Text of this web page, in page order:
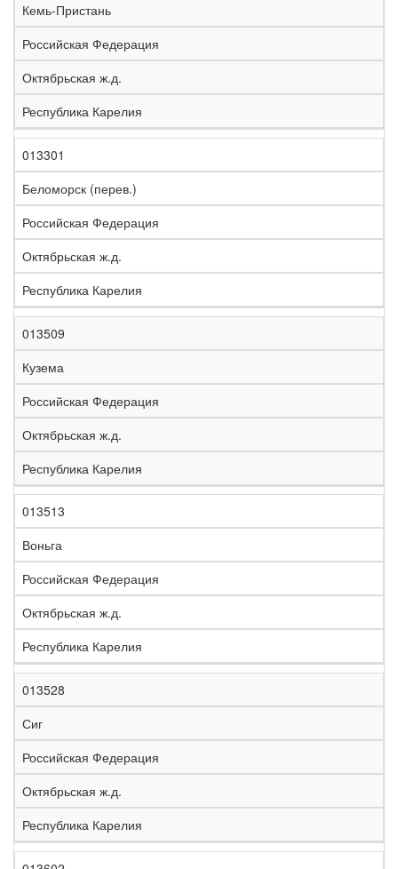
Кемь-Пристань
Российская Федерация
Октябрьская ж.д.
Республика Карелия
013301
Беломорск (перев.)
Российская Федерация
Октябрьская ж.д.
Республика Карелия
013509
Кузема
Российская Федерация
Октябрьская ж.д.
Республика Карелия
013513
Воньга
Российская Федерация
Октябрьская ж.д.
Республика Карелия
013528
Сиг
Российская Федерация
Октябрьская ж.д.
Республика Карелия